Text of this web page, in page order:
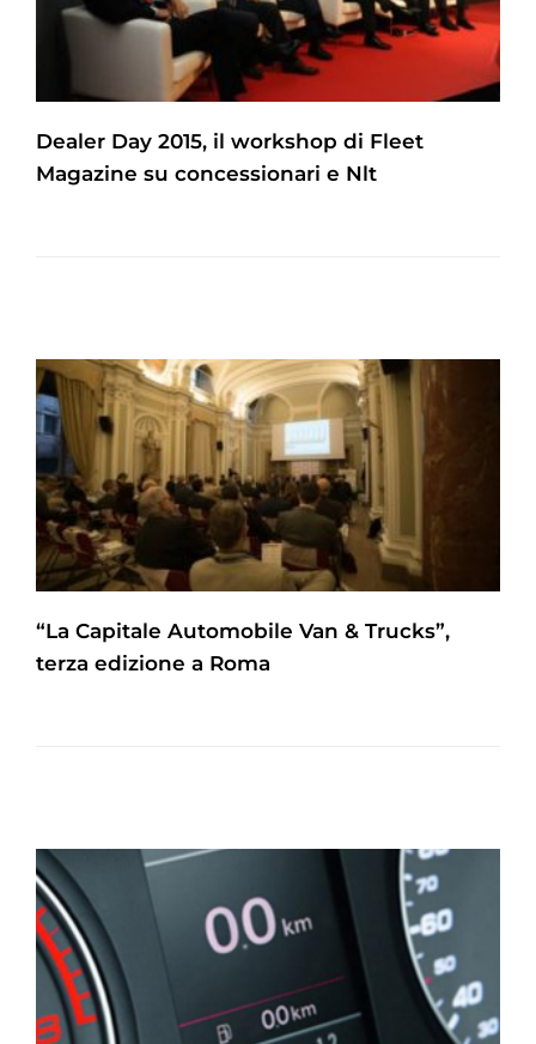
Dealer Day 2015, il workshop di Fleet
Magazine su concessionari e Nlt
“La Capitale Automobile Van & Trucks”,
terza edizione a Roma